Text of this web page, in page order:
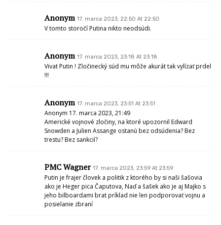
Anonym 17. marca 2023, 22:50 At 22:50
V tomto storočí Putina nikto neodsúdi.
Anonym 17. marca 2023, 23:18 At 23:18
Vivat Putin ! Zločinecký súd mu môže akurát tak vylízať prdel
!!!
Anonym 17. marca 2023, 23:51 At 23:51
Anonym 17. marca 2023, 21:49
Americké vojnové zločiny, na ktoré upozornil Edward
Snowden a Julien Assange ostanú bez odsúdenia? Bez
trestu? Bez sankcií?
PMC Wagner 17. marca 2023, 23:59 At 23:59
Putin je frajer človek a politik z ktorého by si naši šašovia
ako je Heger pica Čaputova, Naď a šašek ako je aj Majko s
jeho bilboardami brat príklad nie len podporovať vojnu a
posielanie zbraní